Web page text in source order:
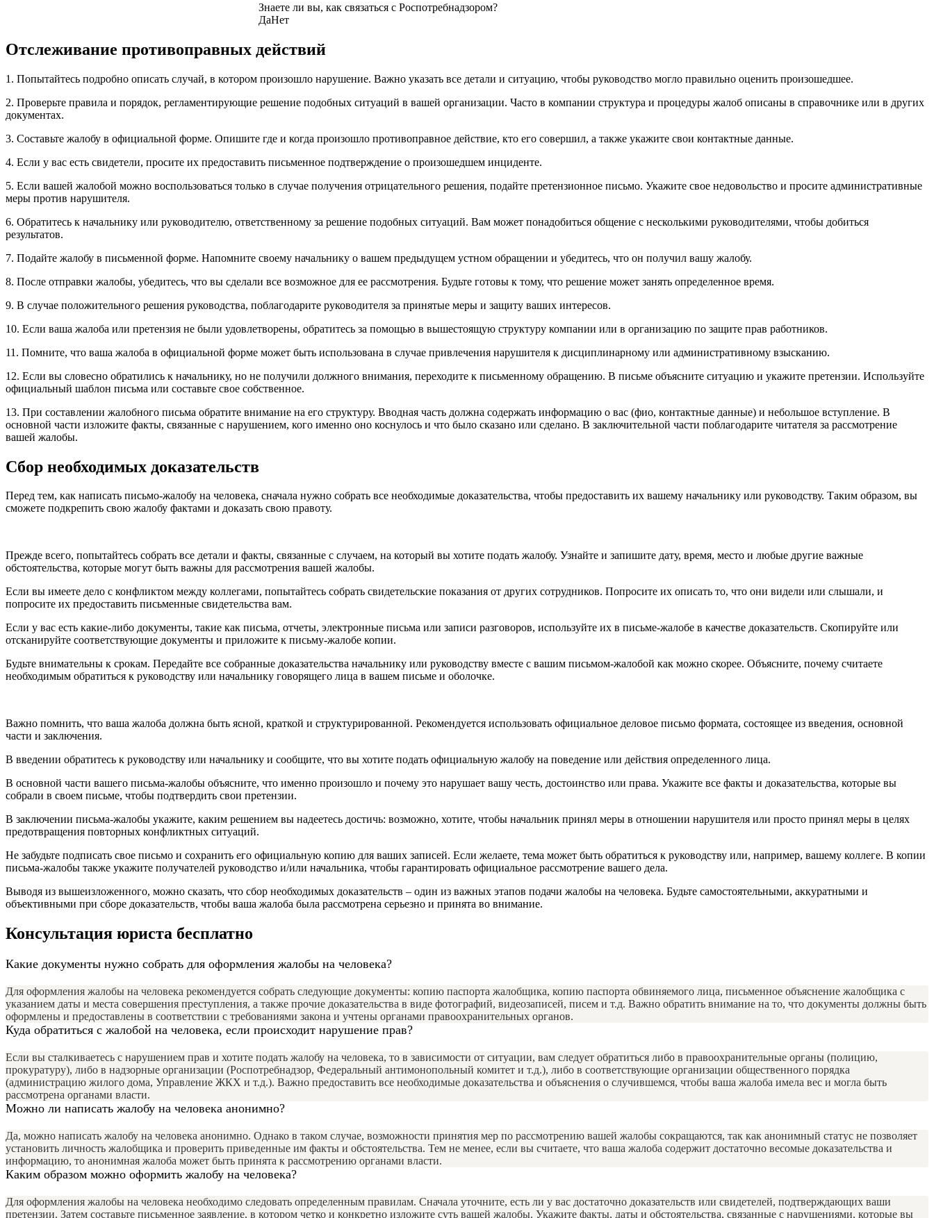
Знаете ли вы, как связаться с Роспотребнадзором?
ДаНет
Отслеживание противоправных действий
1. Попытайтесь подробно описать случай, в котором произошло нарушение. Важно указать все детали и ситуацию, чтобы руководство могло правильно оценить произошедшее.
2. Проверьте правила и порядок, регламентирующие решение подобных ситуаций в вашей организации. Часто в компании структура и процедуры жалоб описаны в справочнике или в других
документах.
3. Составьте жалобу в официальной форме. Опишите где и когда произошло противоправное действие, кто его совершил, а также укажите свои контактные данные.
4. Если у вас есть свидетели, просите их предоставить письменное подтверждение о произошедшем инциденте.
5. Если вашей жалобой можно воспользоваться только в случае получения отрицательного решения, подайте претензионное письмо. Укажите свое недовольство и просите административные
меры против нарушителя.
6. Обратитесь к начальнику или руководителю, ответственному за решение подобных ситуаций. Вам может понадобиться общение с несколькими руководителями, чтобы добиться
результатов.
7. Подайте жалобу в письменной форме. Напомните своему начальнику о вашем предыдущем устном обращении и убедитесь, что он получил вашу жалобу.
8. После отправки жалобы, убедитесь, что вы сделали все возможное для ее рассмотрения. Будьте готовы к тому, что решение может занять определенное время.
9. В случае положительного решения руководства, поблагодарите руководителя за принятые меры и защиту ваших интересов.
10. Если ваша жалоба или претензия не были удовлетворены, обратитесь за помощью в вышестоящую структуру компании или в организацию по защите прав работников.
11. Помните, что ваша жалоба в официальной форме может быть использована в случае привлечения нарушителя к дисциплинарному или административному взысканию.
12. Если вы словесно обратились к начальнику, но не получили должного внимания, переходите к письменному обращению. В письме объясните ситуацию и укажите претензии. Используйте
официальный шаблон письма или составьте свое собственное.
13. При составлении жалобного письма обратите внимание на его структуру. Вводная часть должна содержать информацию о вас (фио, контактные данные) и небольшое вступление. В
основной части изложите факты, связанные с нарушением, кого именно оно коснулось и что было сказано или сделано. В заключительной части поблагодарите читателя за рассмотрение
вашей жалобы.
Сбор необходимых доказательств
Перед тем, как написать письмо-жалобу на человека, сначала нужно собрать все необходимые доказательства, чтобы предоставить их вашему начальнику или руководству. Таким образом, вы
сможете подкрепить свою жалобу фактами и доказать свою правоту.
Прежде всего, попытайтесь собрать все детали и факты, связанные с случаем, на который вы хотите подать жалобу. Узнайте и запишите дату, время, место и любые другие важные
обстоятельства, которые могут быть важны для рассмотрения вашей жалобы.
Если вы имеете дело с конфликтом между коллегами, попытайтесь собрать свидетельские показания от других сотрудников. Попросите их описать то, что они видели или слышали, и
попросите их предоставить письменные свидетельства вам.
Если у вас есть какие-либо документы, такие как письма, отчеты, электронные письма или записи разговоров, используйте их в письме-жалобе в качестве доказательств. Скопируйте или
отсканируйте соответствующие документы и приложите к письму-жалобе копии.
Будьте внимательны к срокам. Передайте все собранные доказательства начальнику или руководству вместе с вашим письмом-жалобой как можно скорее. Объясните, почему считаете
необходимым обратиться к руководству или начальнику говорящего лица в вашем письме и оболочке.
Важно помнить, что ваша жалоба должна быть ясной, краткой и структурированной. Рекомендуется использовать официальное деловое письмо формата, состоящее из введения, основной
части и заключения.
В введении обратитесь к руководству или начальнику и сообщите, что вы хотите подать официальную жалобу на поведение или действия определенного лица.
В основной части вашего письма-жалобы объясните, что именно произошло и почему это нарушает вашу честь, достоинство или права. Укажите все факты и доказательства, которые вы
собрали в своем письме, чтобы подтвердить свои претензии.
В заключении письма-жалобы укажите, каким решением вы надеетесь достичь: возможно, хотите, чтобы начальник принял меры в отношении нарушителя или просто принял меры в целях
предотвращения повторных конфликтных ситуаций.
Не забудьте подписать свое письмо и сохранить его официальную копию для ваших записей. Если желаете, тема может быть обратиться к руководству или, например, вашему коллеге. В копии
письма-жалобы также укажите получателей руководство и/или начальника, чтобы гарантировать официальное рассмотрение вашего дела.
Выводя из вышеизложенного, можно сказать, что сбор необходимых доказательств – один из важных этапов подачи жалобы на человека. Будьте самостоятельными, аккуратными и
объективными при сборе доказательств, чтобы ваша жалоба была рассмотрена серьезно и принята во внимание.
Консультация юриста бесплатно
Какие документы нужно собрать для оформления жалобы на человека?
Для оформления жалобы на человека рекомендуется собрать следующие документы: копию паспорта жалобщика, копию паспорта обвиняемого лица, письменное объяснение жалобщика с
указанием даты и места совершения преступления, а также прочие доказательства в виде фотографий, видеозаписей, писем и т.д. Важно обратить внимание на то, что документы должны быть
оформлены и предоставлены в соответствии с требованиями закона и учтены органами правоохранительных органов.
Куда обратиться с жалобой на человека, если происходит нарушение прав?
Если вы сталкиваетесь с нарушением прав и хотите подать жалобу на человека, то в зависимости от ситуации, вам следует обратиться либо в правоохранительные органы (полицию,
прокуратуру), либо в надзорные организации (Роспотребнадзор, Федеральный антимонопольный комитет и т.д.), либо в соответствующие организации общественного порядка
(администрацию жилого дома, Управление ЖКХ и т.д.). Важно предоставить все необходимые доказательства и объяснения о случившемся, чтобы ваша жалоба имела вес и могла быть
рассмотрена органами власти.
Можно ли написать жалобу на человека анонимно?
Да, можно написать жалобу на человека анонимно. Однако в таком случае, возможности принятия мер по рассмотрению вашей жалобы сокращаются, так как анонимный статус не позволяет
установить личность жалобщика и проверить приведенные им факты и обстоятельства. Тем не менее, если вы считаете, что ваша жалоба содержит достаточно весомые доказательства и
информацию, то анонимная жалоба может быть принята к рассмотрению органами власти.
Каким образом можно оформить жалобу на человека?
Для оформления жалобы на человека необходимо следовать определенным правилам. Сначала уточните, есть ли у вас достаточно доказательств или свидетелей, подтверждающих ваши
претензии. Затем составьте письменное заявление, в котором четко и конкретно изложите суть вашей жалобы. Укажите факты, даты и обстоятельства, связанные с нарушениями, которые вы